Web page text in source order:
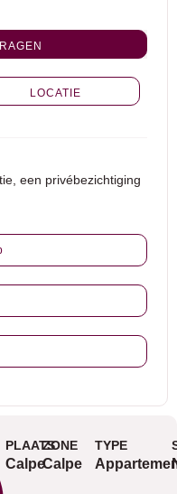
LOCATIE
een privébezichtiging
PLAATS
Calpe
ZONE
Calpe
TYPE